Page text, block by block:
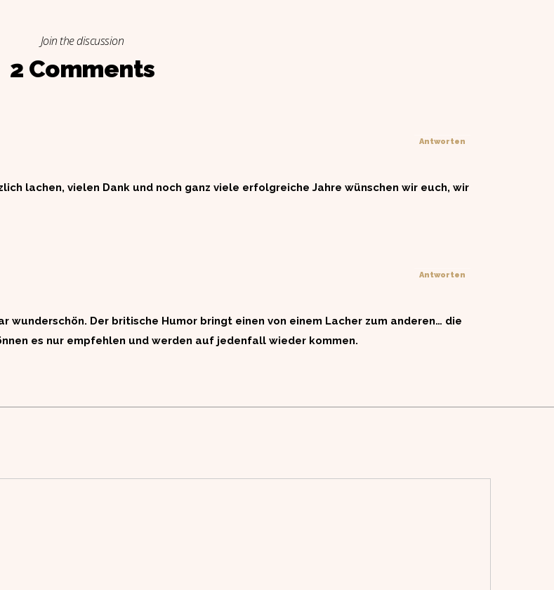
Join the discussion
2 Comments
lachen, vielen Dank und noch ganz viele erfolgreiche Jahre wünschen wir euch, wir
Antworten
wunderschön. Der britische Humor bringt einen von einem Lacher zum anderen… die
es nur empfehlen und werden auf jedenfall wieder kommen.
Antworten